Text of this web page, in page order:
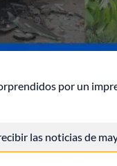
por un
las noticias de